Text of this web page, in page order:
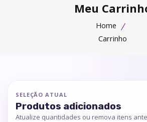
Meu
Home
Carrinho
SELEÇÃO ATUAL
Produtos adicionados
Atualize quantidades ou remova itens